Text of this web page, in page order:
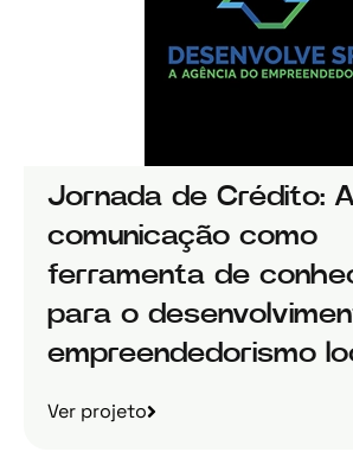
Jornada de Crédito: A
comunicação como
ferramenta de
para o
empreendedorismo
Ver projeto